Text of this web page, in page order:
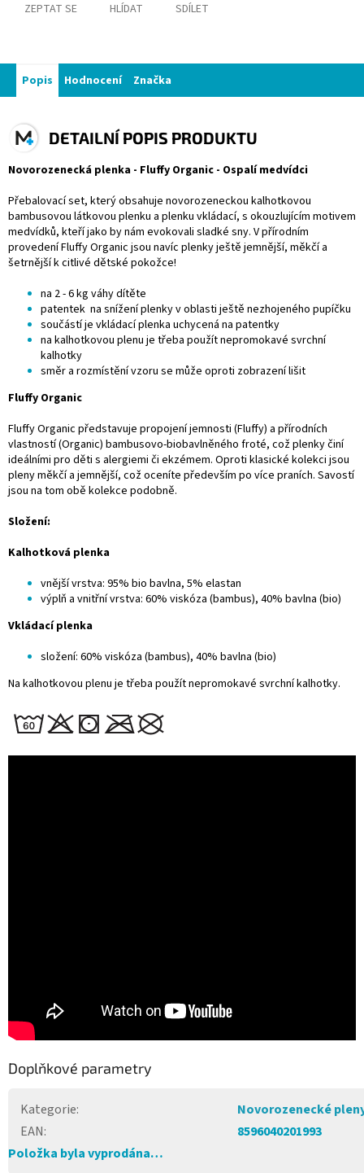
ZEPTAT SE HLÍDAT SDÍLET
Popis Hodnocení Značka
DETAILNÍ POPIS PRODUKTU
Novorozenecká plenka - Fluffy Organic - Ospalí medvídci
Přebalovací set, který obsahuje novorozeneckou kalhotkovou
bambusovou látkovou plenku a plenku vkládací, s okouzlujícím motivem
medvídků, kteří jako by nám evokovali sladké sny. V přírodním
provedení Fluffy Organic jsou navíc plenky ještě jemnější, měkčí a
šetrnější k citlivé dětské pokožce!
na 2 - 6 kg váhy dítěte
patentek na snížení plenky v oblasti ještě nezhojeného pupíčku
součástí je vkládací plenka uchycená na patentky
na kalhotkovou plenu je třeba použít nepromokavé svrchní
kalhotky
směr a rozmístění vzoru se může oproti zobrazení lišit
Fluffy Organic
Fluffy Organic představuje propojení jemnosti (Fluffy) a přírodních
vlastností (Organic) bambusovo-biobavlněného froté, což plenky činí
ideálními pro děti s alergiemi či ekzémem. Oproti klasické kolekci jsou
pleny měkčí a jemnější, což oceníte především po více praních. Savostí
jsou na tom obě kolekce podobně.
Složení:
Kalhotková plenka
vnější vrstva: 95% bio bavlna, 5% elastan
výplň a vnitřní vrstva: 60% viskóza (bambus), 40% bavlna (bio)
Vkládací plenka
složení: 60% viskóza (bambus), 40% bavlna (bio)
Na kalhotkovou plenu je třeba použít nepromokavé svrchní kalhotky.
Doplňkové parametry
Kategorie:
Novorozenecké
EAN:
8596040201993
Položka byla vyprodána…